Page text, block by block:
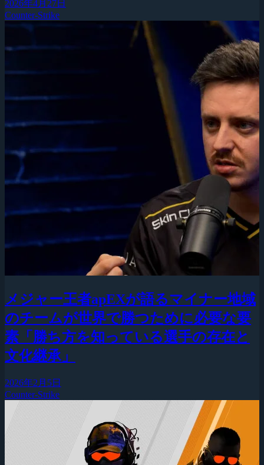
2026年4月27日
Counter-Strike
メジャー王者apEXが語るマイナー地域
のチームが世界で勝つために必要な要
素「勝ち方を知っている選手の存在と
文化継承」
2026年2月5日
Counter-Strike